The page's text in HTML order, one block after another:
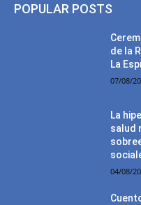
POPULAR POSTS
de la
La
07/08/
La
salud
04/08/